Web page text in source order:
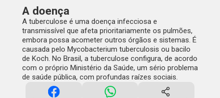
A doença
A tuberculose é uma doença infecciosa e
transmissível que afeta prioritariamente os pulmões,
embora possa acometer outros órgãos e sistemas. É
causada pelo Mycobacterium tuberculosis ou bacilo
de Koch. No Brasil, a tuberculose configura, de acordo
com o próprio Ministério da Saúde, um sério problema
de saúde pública, com profundas raízes sociais.